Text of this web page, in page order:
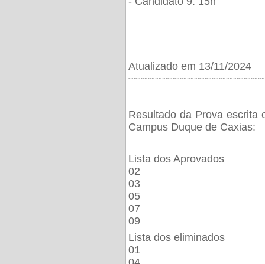
Atualizado em 13/11/2024
Resultado da Prova escrita
Campus Duque de Caxias:
Lista dos Aprovados
02
03
05
07
09
Lista dos eliminados
01